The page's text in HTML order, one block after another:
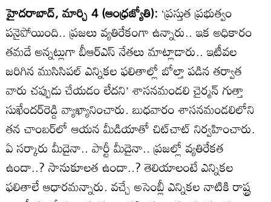
హైదరాబాద్‌, మార్చి 4 (ఆంధ్రజ్యోతి): ‘ప్రస్తుత ప్రభుత్వం
పనైపోయింది.. ప్రజలు వ్యతిరేకంగా ఉన్నారు.. ఇక అధికారం
తమదే అన్నట్లుగా బీఆర్‌ఎస్‌ నేతలు మాట్లాడారు.. ఇటీవల
జరిగిన ముసిసిపల్‌ ఎన్నికల ఫలితాల్లో బోల్తా పడిన తర్వాత
వారు చప్పుడు చేయడం లేదని’ శాసనమండలి చైర్మన్‌ గుత్తా
సుఖేందర్‌రెడ్డి వ్యాఖ్యానించారు. బుధవారం శాసనమండలిలోని
తన చాంబర్‌లో ఆయన మీడియాతో చిట్‌చాట్‌ నిర్వహించారు.
ఏ సర్కారు మీదైనా.. పార్టీ మీదైనా.. ప్రజల్లో వ్యతిరేకత
ఉందా..? సానుకూలత ఉందా..? తెలియాలంటే ఎన్నికల
ఫలితాలే ఆధారమన్నారు. వచ్చే అసెంబ్లీ ఎన్నికల నాటికి రాష్ట్ర